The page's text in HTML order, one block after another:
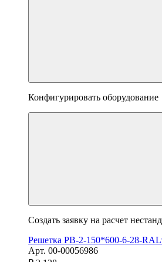
Конфигурировать оборудование
Создать заявку на расчет
Решетка РВ-2-150*600-6-28-
Арт. 00-00056986